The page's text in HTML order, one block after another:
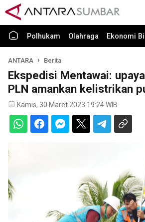
Polhukam Olahraga Ekonomi
ANTARA Berita
Ekspedisi Mentawai:
PLN amankan kelistrikan
Kamis, 30 Maret 2023 19:24 WIB